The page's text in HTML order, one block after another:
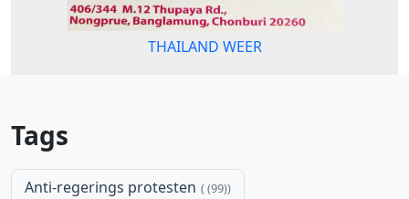
THAILAND WEER
Tags
Anti-regerings protesten (99)